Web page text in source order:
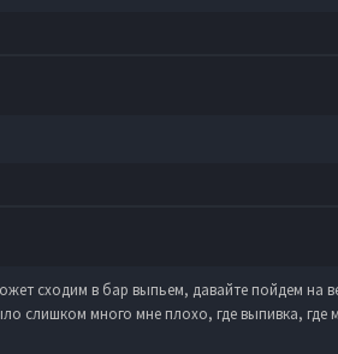
сходим в бар выпьем, давайте пойдем на
слишком много мне плохо, где выпивка, где